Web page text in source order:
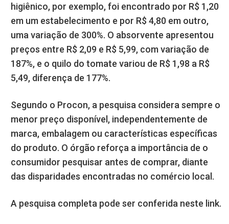
higiênico, por exemplo, foi encontrado por R$ 1,20
em um estabelecimento e por R$ 4,80 em outro,
uma variação de 300%. O absorvente apresentou
preços entre R$ 2,09 e R$ 5,99, com variação de
187%, e o quilo do tomate variou de R$ 1,98 a R$
5,49, diferença de 177%.
Segundo o Procon, a pesquisa considera sempre o
menor preço disponível, independentemente de
marca, embalagem ou características específicas
do produto. O órgão reforça a importância de o
consumidor pesquisar antes de comprar, diante
das disparidades encontradas no comércio local.
A pesquisa completa pode ser conferida neste link.